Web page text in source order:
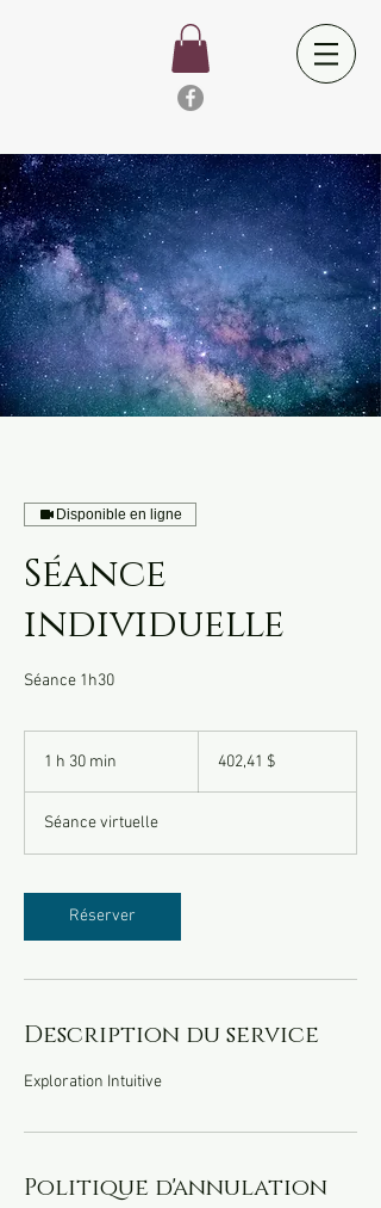
Disponible en ligne
Séance
individuelle
Séance 1h30
1 h 30 min
m
i
402,41 $
Séance virtuelle
Réserver
Description du service
Exploration Intuitive
Politique d'annulation